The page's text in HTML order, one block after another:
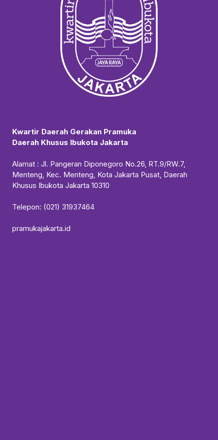
Kwartir Daerah Gerakan Pramuka
Daerah Khusus Ibukota Jakarta
Alamat : Jl. Pangeran Diponegoro No.26, RT.9/RW.7,
Menteng, Kec. Menteng, Kota Jakarta Pusat, Daerah
Khusus Ibukota Jakarta 10310
Telepon: (021) 31937464
pramukajakarta.id